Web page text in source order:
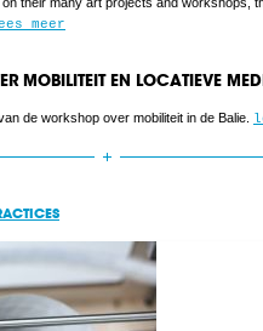
meer
MOBILITEIT EN LOCATIEVE
de workshop over mobiliteit in de Balie.